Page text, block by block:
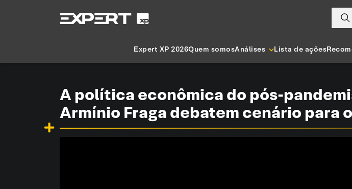
Expert XP 2026Quem somosAnálises Lista de ações
A política econômica do pós-
Armínio Fraga debatem cenário para